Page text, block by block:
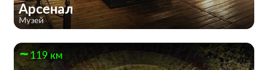
Арсенал
Музей
119 км